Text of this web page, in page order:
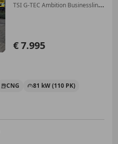
TSI G-TEC Ambition Businessline
€ 7.995
CNG 81 kW (110 PK)